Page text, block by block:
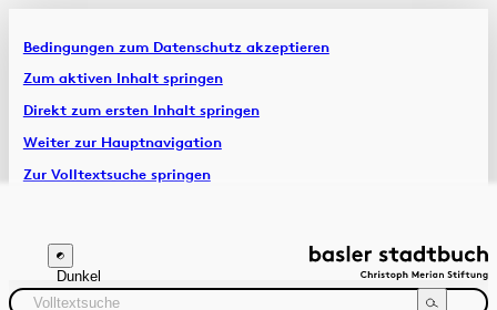
Bedingungen zum Datenschutz akzeptieren
Zum aktiven Inhalt springen
Direkt zum ersten Inhalt springen
Weiter zur Hauptnavigation
Zur Volltextsuche springen
Artikel & Dossiers
Chronik
Dunkel